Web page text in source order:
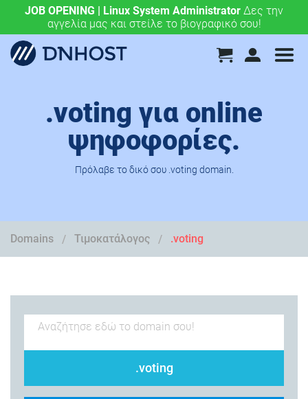
JOB OPENING | Linux System Administrator Δες την
αγγελία μας και στείλε το βιογραφικό σου!
.eu & .ευ domains μόνο 4,90 €/έτος.Χάραξε την
ευρωπαϊκή σου πορεία σήμερα!
.voting για online
ψηφοφορίες.
Πρόλαβε το δικό σου .voting domain.
Domains Τιμοκατάλογος .voting
.voting